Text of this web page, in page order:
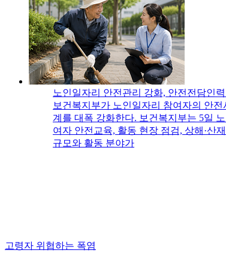
노인일자리 안전관리 강화, 안전전담인력
보건복지부가 노인일자리 참여자의 안
계를 대폭 강화한다. 보건복지부는 5일
여자 안전교육, 활동 현장 점검, 상해·산
규모와 활동 분야가
고령자 위협하는 폭염